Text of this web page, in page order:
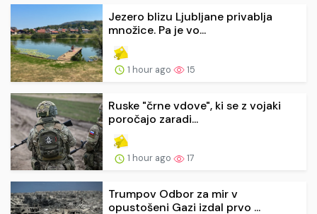
Jezero blizu Ljubljane privablja
množice. Pa je vo...
1 hour ago 15
Ruske "črne vdove", ki se z vojaki
poročajo zaradi...
1 hour ago 17
Trumpov Odbor za mir v
opustošeni Gazi izdal prvo ...